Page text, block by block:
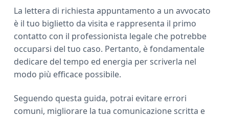
La lettera di richiesta appuntamento a un avvocato
è il tuo biglietto da visita e rappresenta il primo
contatto con il professionista legale che potrebbe
occuparsi del tuo caso. Pertanto, è fondamentale
dedicare del tempo ed energia per scriverla nel
modo più efficace possibile.
Seguendo questa guida, potrai evitare errori
comuni, migliorare la tua comunicazione scritta e